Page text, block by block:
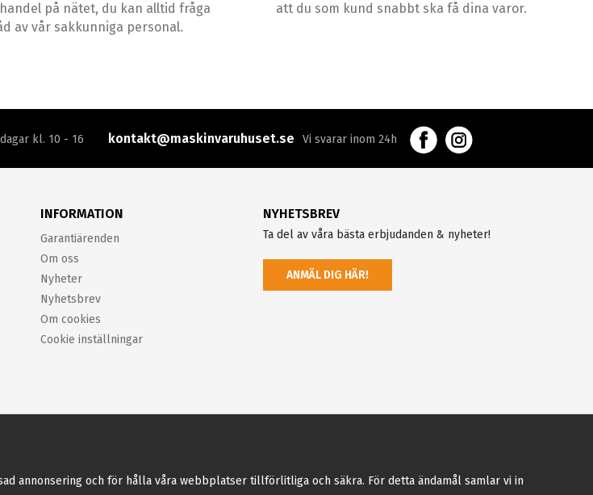
på nätet, du kan alltid fråga
av vår sakkunniga personal.
att du som kund snabbt ska få dina varor.
kl. 10 - 16 kontakt@maskinvaruhuset.se Vi svarar inom 24h
INFORMATION
Garantiärenden
Om oss
Nyheter
Nyhetsbrev
Om cookies
Cookie inställningar
NYHETSBREV
Ta del av våra bästa erbjudanden & nyheter!
ANMÄL DIG HÄR!
annonsering och för hålla våra webbplatser tillförlitliga och säkra. För detta ändamål samlar vi in